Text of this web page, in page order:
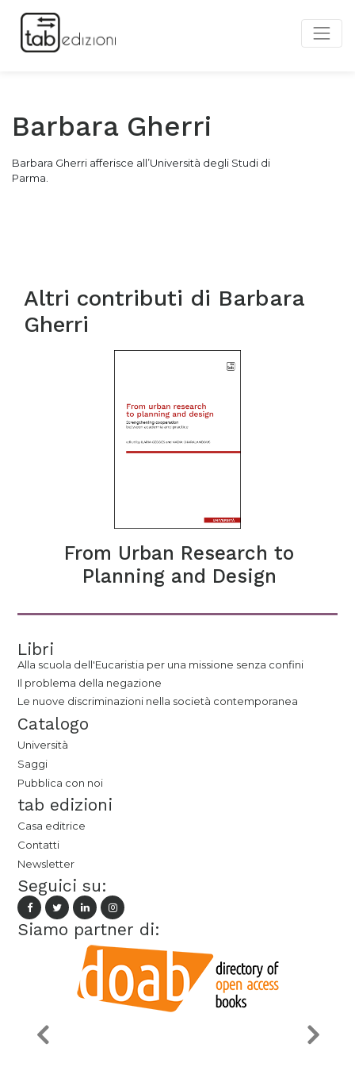
Barbara Gherri
Barbara Gherri afferisce all’Università degli Studi di
Parma.
Altri contributi di Barbara
Gherri
From Urban Research to
Planning and Design
Libri
Alla scuola dell'Eucaristia per una missione senza confini
Il problema della negazione
Le nuove discriminazioni nella società contemporanea
Catalogo
Università
Saggi
Pubblica con noi
tab edizioni
Casa editrice
Contatti
Newsletter
Seguici su:
Siamo partner di: